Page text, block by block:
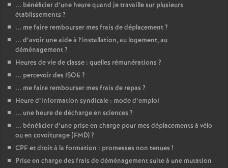
... bénéficier d’une heure quand je travaille sur plusieurs
établissements ?
... me faire rembourser mes frais de déplacement?
... d’avoir une aide à l’installation, au logement, au
déménagement?
Heures de vie de classe : quelles rémunérations ?
... percevoir des ISOE ?
... me faire rembourser mes frais de repas ?
Heure d’information syndicale : mode d’emploi
... une heure de décharge en sciences ?
... bénéficier d’une prise en charge pour mes déplacements à vélo
ou en covoiturage (FMD)?
CPF et droit à la formation : promesses non tenues !
Prise en charge des frais de déménagement suite à une mutation